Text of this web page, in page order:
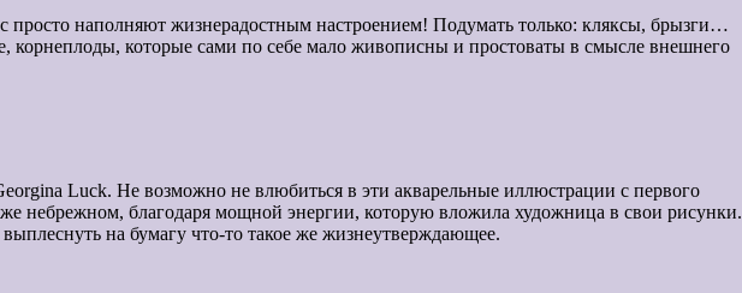
наполняют жизнерадостным настроением! Подумать только: кляксы, брызги…
которые сами по себе мало живописны и простоваты в смысле внешнего
Luck. Не возможно не влюбиться в эти акварельные иллюстрации с первого
небрежном, благодаря мощной энергии, которую вложила художница в свои рисунки.
на бумагу что-то такое же жизнеутверждающее.